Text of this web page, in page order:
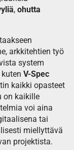
, ohutta
arkkitehtien työ
system
V-Spec
kaikki opasteet
on kaikille
voi aina
tai
miellyttävä
projektista.